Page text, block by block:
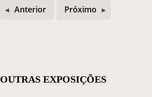
Anterior Próximo
OUTRAS EXPOSIÇÕES